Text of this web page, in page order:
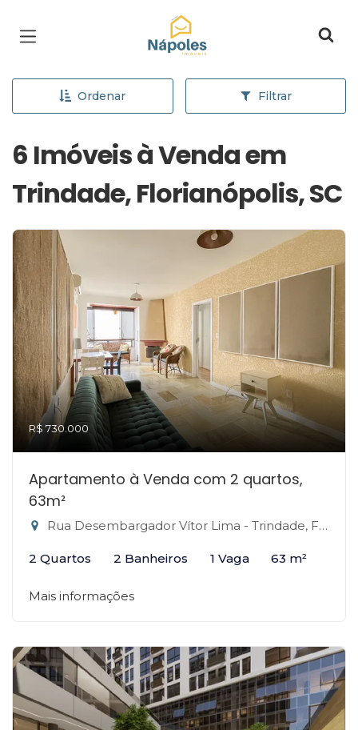
Página inicial
Ordenar Filtrar
6 Imóveis à Venda em
Trindade, Florianópolis, SC
R$ 730.000
Apartamento à Venda com 2 quartos,
63m²
Rua Desembargador Vítor Lima - Trindade, Florianópolis-SC
2 Quartos 2 Banheiros 1 Vaga 63 m²
Mais informações